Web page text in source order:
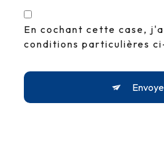
En cochant cette case,
conditions particulières